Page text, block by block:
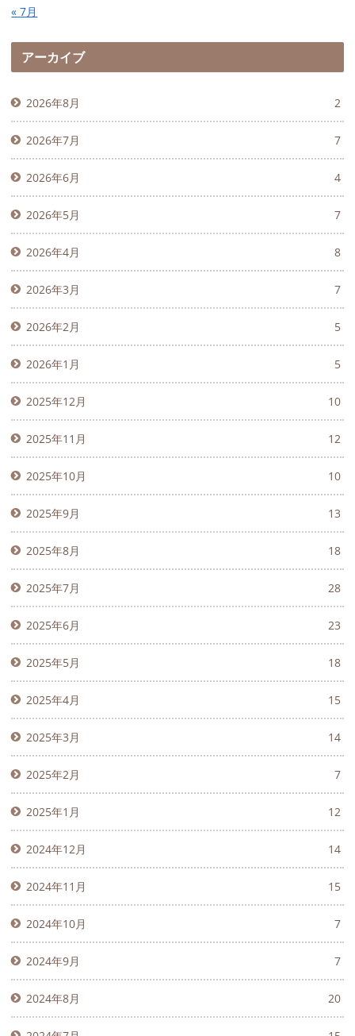
« 7月
アーカイブ
2026年8月 2
2026年7月 7
2026年6月 4
2026年5月 7
2026年4月 8
2026年3月 7
2026年2月 5
2026年1月 5
2025年12月 10
2025年11月 12
2025年10月 10
2025年9月 13
2025年8月 18
2025年7月 28
2025年6月 23
2025年5月 18
2025年4月 15
2025年3月 14
2025年2月 7
2025年1月 12
2024年12月 14
2024年11月 15
2024年10月 7
2024年9月 7
2024年8月 20